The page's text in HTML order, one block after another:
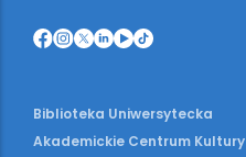
Biblioteka Uniwersytecka
Akademickie Centrum Kultury